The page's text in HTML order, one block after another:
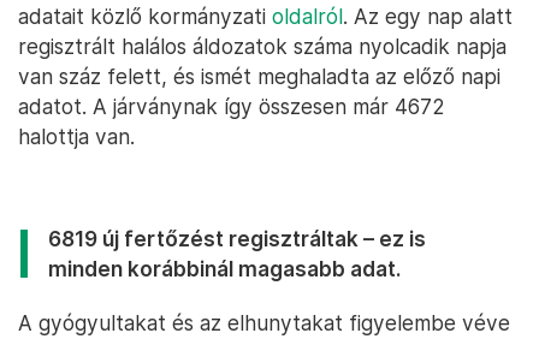
adatait közlő kormányzati oldalról. Az egy nap alatt
regisztrált halálos áldozatok száma nyolcadik napja
van száz felett, és ismét meghaladta az előző napi
adatot. A járványnak így összesen már 4672
halottja van.
6819 új fertőzést regisztráltak – ez is
minden korábbinál magasabb adat.
A gyógyultakat és az elhunytakat figyelembe véve